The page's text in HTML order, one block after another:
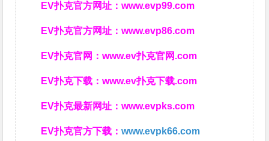
EV扑克官方网址：www.evp99.com
EV扑克官方网址：www.evp86.com
EV扑克官网：www.ev扑克官网.com
EV扑克下载：www.ev扑克下载.com
EV扑克最新网址：www.evpks.com
EV扑克官方下载：www.evpk66.com